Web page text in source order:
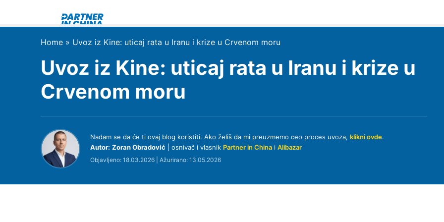
content
Home » Uvoz iz Kine: uticaj rata u Iranu i krize u Crvenom moru
Uvoz iz Kine: uticaj rata u Iranu i krize u
Crvenom moru
Nadam se da će ti ovaj blog koristiti. Ako želiš da mi preuzmemo ceo proces uvoza, klikni ovde.
Autor: Zoran Obradović | osnivač i vlasnik Partner in China i Alibazar
Objavljeno: 18.03.2026 | Ažurirano: 13.05.2026